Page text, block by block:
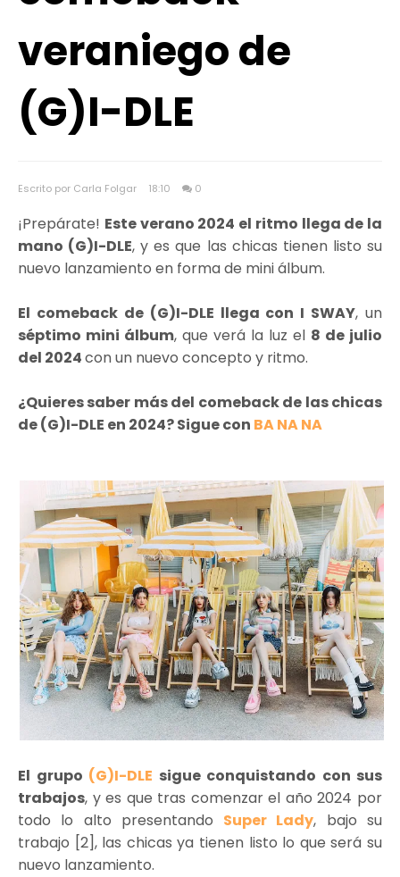
veraniego de
(G)I-DLE
Escrito por Carla Folgar 18:10 0
¡Prepárate! Este verano 2024 el ritmo llega de la
mano (G)I-DLE, y es que las chicas tienen listo su
nuevo lanzamiento en forma de mini álbum.
El comeback de (G)I-DLE llega con I SWAY, un
séptimo mini álbum, que verá la luz el 8 de julio
del 2024con un nuevo concepto y ritmo.
¿Quieres saber más del comeback de las chicas
de (G)I-DLE en 2024? Sigue con BA NA NA
El grupo (G)I-DLE sigue conquistando con sus
trabajos, y es que tras comenzar el año 2024 por
todo lo alto presentando Super Lady, bajo su
trabajo [2], las chicas ya tienen listo lo que será su
nuevo lanzamiento.